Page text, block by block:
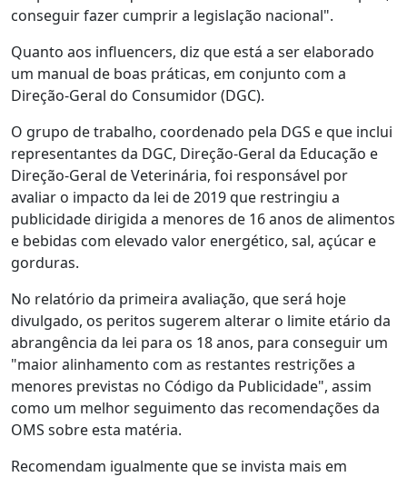
conseguir fazer cumprir a legislação nacional".
Quanto aos influencers, diz que está a ser elaborado
um manual de boas práticas, em conjunto com a
Direção-Geral do Consumidor (DGC).
O grupo de trabalho, coordenado pela DGS e que inclui
representantes da DGC, Direção-Geral da Educação e
Direção-Geral de Veterinária, foi responsável por
avaliar o impacto da lei de 2019 que restringiu a
publicidade dirigida a menores de 16 anos de alimentos
e bebidas com elevado valor energético, sal, açúcar e
gorduras.
No relatório da primeira avaliação, que será hoje
divulgado, os peritos sugerem alterar o limite etário da
abrangência da lei para os 18 anos, para conseguir um
"maior alinhamento com as restantes restrições a
menores previstas no Código da Publicidade", assim
como um melhor seguimento das recomendações da
OMS sobre esta matéria.
Recomendam igualmente que se invista mais em